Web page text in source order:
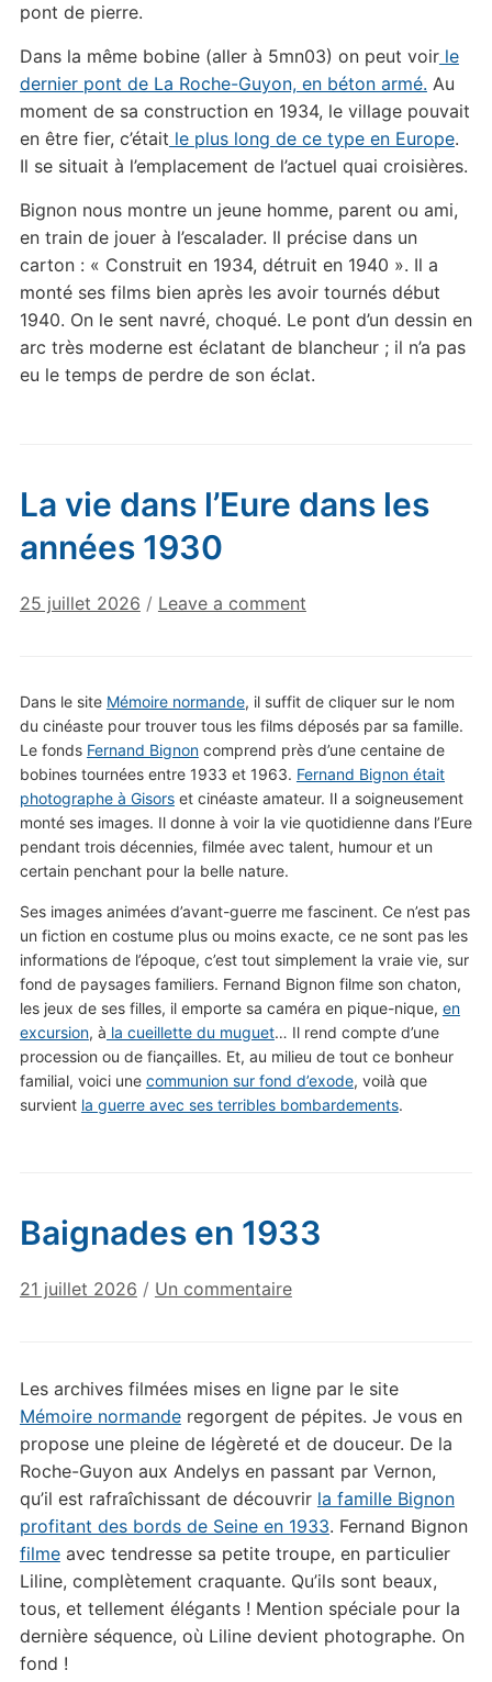
pont de pierre.
Dans la même bobine (aller à 5mn03) on peut voirle
dernier pont de La Roche-Guyon, en béton armé. Au
moment de sa construction en 1934, le village pouvait
en être fier, c’était le plus long de ce type en Europe.
Il se situait à l’emplacement de l’actuel quai croisières.
Bignon nous montre un jeune homme, parent ou ami,
en train de jouer à l’escalader. Il précise dans un
carton : « Construit en 1934, détruit en 1940 ». Il a
monté ses films bien après les avoir tournés début
1940. On le sent navré, choqué. Le pont d’un dessin en
arc très moderne est éclatant de blancheur ; il n’a pas
eu le temps de perdre de son éclat.
La vie dans l’Eure dans les
années 1930
25 juillet 2026 / Leave a comment
Dans le site Mémoire normande, il suffit de cliquer sur le nom
du cinéaste pour trouver tous les films déposés par sa famille.
Le fonds Fernand Bignoncomprend près d’une centaine de
bobines tournées entre 1933 et 1963. Fernand Bignon était
photographe à Gisorset cinéaste amateur. Il a soigneusement
monté ses images. Il donne à voir la vie quotidienne dans l’Eure
pendant trois décennies, filmée avec talent, humour et un
certain penchant pour la belle nature.
Ses images animées d’avant-guerre me fascinent. Ce n’est pas
un fiction en costume plus ou moins exacte, ce ne sont pas les
informations de l’époque, c’est tout simplement la vraie vie, sur
fond de paysages familiers. Fernand Bignon filme son chaton,
les jeux de ses filles, il emporte sa caméra en pique-nique, en
excursion, à la cueillette du muguet… Il rend compte d’une
procession ou de fiançailles. Et, au milieu de tout ce bonheur
familial, voici une communion sur fond d’exode, voilà que
survient la guerre avec ses terribles bombardements.
Baignades en 1933
21 juillet 2026 / Un commentairesur
Les archives filmées mises en ligne par le site
Mémoire normanderegorgent de pépites. Je vous en
propose une pleine de légèreté et de douceur. De la
Roche-Guyon aux Andelys en passant par Vernon,
qu’il est rafraîchissant de découvrir la famille Bignon
profitant des bords de Seine en 1933. Fernand Bignon
filmeavec tendresse sa petite troupe, en particulier
Liline, complètement craquante. Qu’ils sont beaux,
tous, et tellement élégants ! Mention spéciale pour la
dernière séquence, où Liline devient photographe. On
fond !